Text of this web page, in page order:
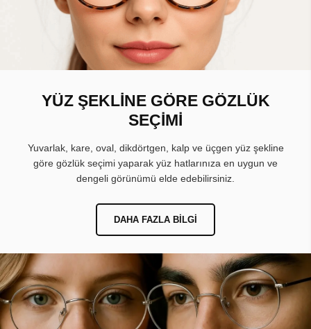
YÜZ ŞEKLİNE GÖRE GÖZLÜK
SEÇİMİ
Yuvarlak, kare, oval, dikdörtgen, kalp ve üçgen yüz şekline
göre gözlük seçimi yaparak yüz hatlarınıza en uygun ve
dengeli görünümü elde edebilirsiniz.
DAHA FAZLA BILGI